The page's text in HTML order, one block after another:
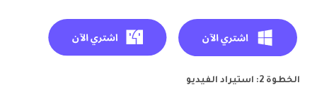
الخطوة 2: استيراد الفيديو